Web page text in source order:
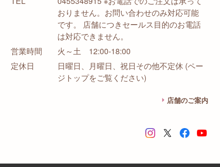
おりません。お問い合わせのみ対応可能
です。 店舗につきセールス目的のお電話
は対応できません。
営業時間
火～土 12:00-18:00
定休日
日曜日、月曜日、祝日その他不定休 (ペー
ジトップをご覧ください)
店舗のご案内